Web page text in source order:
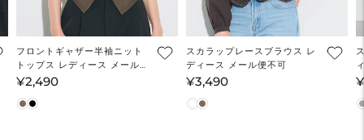
フロントギャザー半袖ニット
トップス レディース メール便
不可
通
常
¥2,490
スカラップレースブラウス レ
ディース メール便不可
通
常
¥3,490